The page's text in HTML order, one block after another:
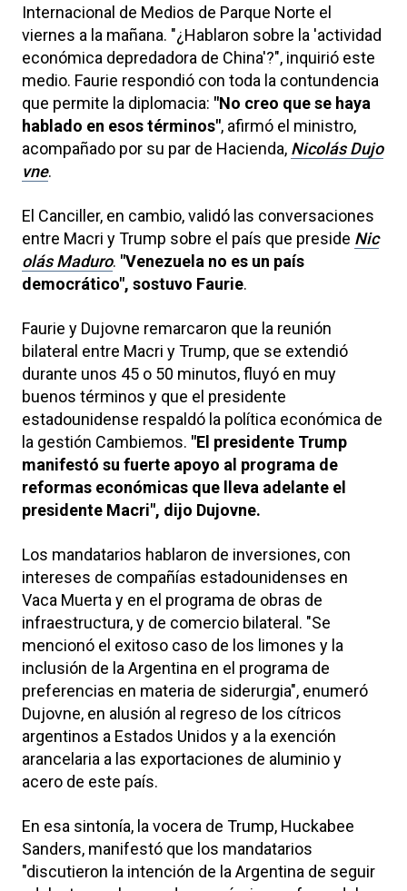
Internacional de Medios de Parque Norte el
viernes a la mañana. "¿Hablaron sobre la 'actividad
económica depredadora de China'?", inquirió este
medio. Faurie respondió con toda la contundencia
que permite la diplomacia: "No creo que se haya
hablado en esos términos", afirmó el ministro,
acompañado por su par de Hacienda, Nicolás Dujo
vne.
El Canciller, en cambio, validó las conversaciones
entre Macri y Trump sobre el país que preside Nic
olás Maduro. "Venezuela no es un país
democrático", sostuvo Faurie.
Faurie y Dujovne remarcaron que la reunión
bilateral entre Macri y Trump, que se extendió
durante unos 45 o 50 minutos, fluyó en muy
buenos términos y que el presidente
estadounidense respaldó la política económica de
la gestión Cambiemos. "El presidente Trump
manifestó su fuerte apoyo al programa de
reformas económicas que lleva adelante el
presidente Macri", dijo Dujovne.
Los mandatarios hablaron de inversiones, con
intereses de compañías estadounidenses en
Vaca Muerta y en el programa de obras de
infraestructura, y de comercio bilateral. "Se
mencionó el exitoso caso de los limones y la
inclusión de la Argentina en el programa de
preferencias en materia de siderurgia", enumeró
Dujovne, en alusión al regreso de los cítricos
argentinos a Estados Unidos y a la exención
arancelaria a las exportaciones de aluminio y
acero de este país.
En esa sintonía, la vocera de Trump, Huckabee
Sanders, manifestó que los mandatarios
"discutieron la intención de la Argentina de seguir